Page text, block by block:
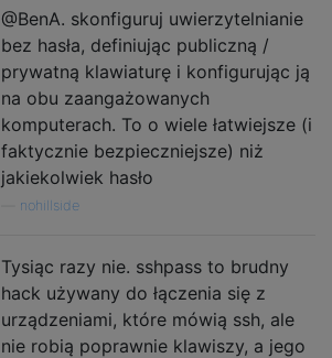
@BenA. skonfiguruj uwierzytelnianie
bez hasła, definiując publiczną /
prywatną klawiaturę i konfigurując ją
na obu zaangażowanych
komputerach. To o wiele łatwiejsze (i
faktycznie bezpieczniejsze) niż
jakiekolwiek hasło
nohillside
Tysiąc razy nie. sshpass to brudny
hack używany do łączenia się z
urządzeniami, które mówią ssh, ale
nie robią poprawnie klawiszy, a jego